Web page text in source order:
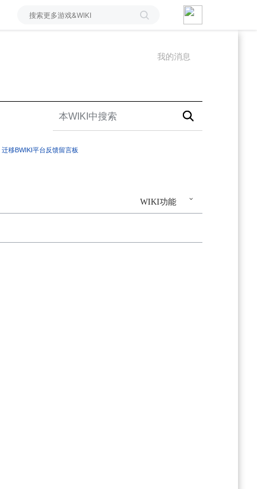
我的消息
迁移BWIKI平台反馈留言板
WIKI功能